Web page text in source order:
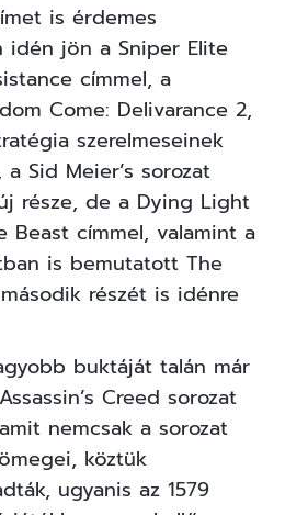
is érdemes
idén jön a Sniper Elite
címmel, a
Come: Delivarance 2,
szerelmeseinek
Sid Meier’s sorozat
része, de a Dying Light
Beast címmel, valamint a
is bemutatott The
részét is idénre
buktáját talán már
Creed sorozat
nemcsak a sorozat
köztük
ugyanis az 1579